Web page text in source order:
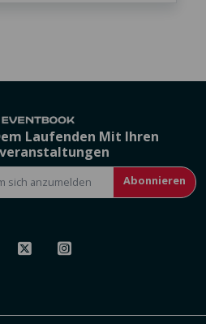
Laufenden Mit Ihren
Abonnieren